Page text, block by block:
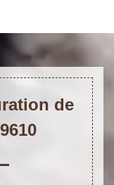
de